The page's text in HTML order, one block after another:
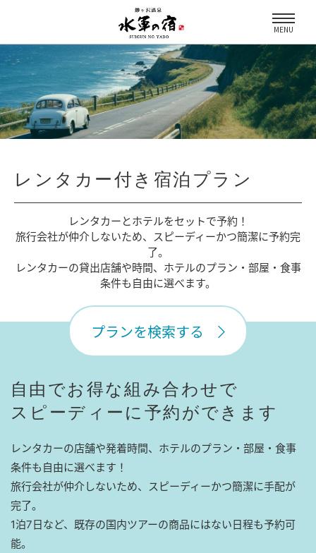
MENU
レンタカー付き宿泊プラン
レンタカーとホテルをセットで予約！
旅行会社が仲介しないため、
スピーディーかつ簡潔に予約完
了。
レンタカーの貸出店舗や時間、 ホテルのプラン・部屋・食事
条件も自由に選べます。
プランを検索する
自由でお得な組み合わせで
スピーディーに予約ができます
レンタカーの店舗や発着時間、ホテルのプラン・部屋・食事
条件も自由に選べます！
旅行会社が仲介しないため、スピーディーかつ簡潔に手配が
完了。
1泊7日など、既存の国内ツアーの商品にはない日程も予約可
能。